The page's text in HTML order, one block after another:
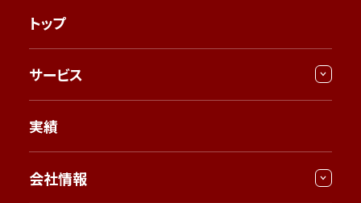
トップ
サービス
実績
会社情報